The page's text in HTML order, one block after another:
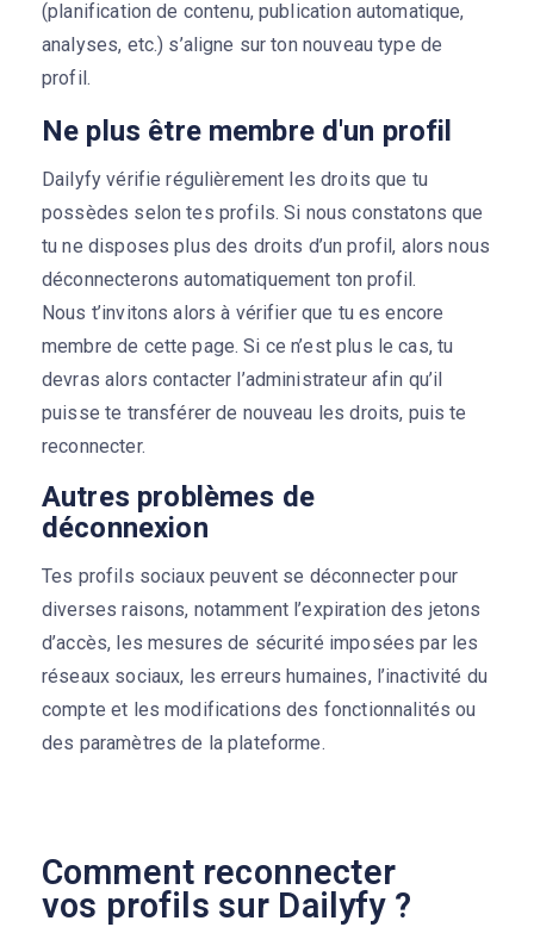
(planification de contenu, publication automatique,
analyses, etc.) s’aligne sur ton nouveau type de
profil.
Ne plus être membre d'un profil
Dailyfy vérifie régulièrement les droits que tu
possèdes selon tes profils. Si nous constatons que
tu ne disposes plus des droits d’un profil, alors nous
déconnecterons automatiquement ton profil.
Nous t’invitons alors à vérifier que tu es encore
membre de cette page. Si ce n’est plus le cas, tu
devras alors contacter l’administrateur afin qu’il
puisse te transférer de nouveau les droits, puis te
reconnecter.
Autres problèmes de
déconnexion
Tes profils sociaux peuvent se déconnecter pour
diverses raisons, notamment l’expiration des jetons
d’accès, les mesures de sécurité imposées par les
réseaux sociaux, les erreurs humaines, l’inactivité du
compte et les modifications des fonctionnalités ou
des paramètres de la plateforme.
Comment reconnecter
vos profils sur Dailyfy ?